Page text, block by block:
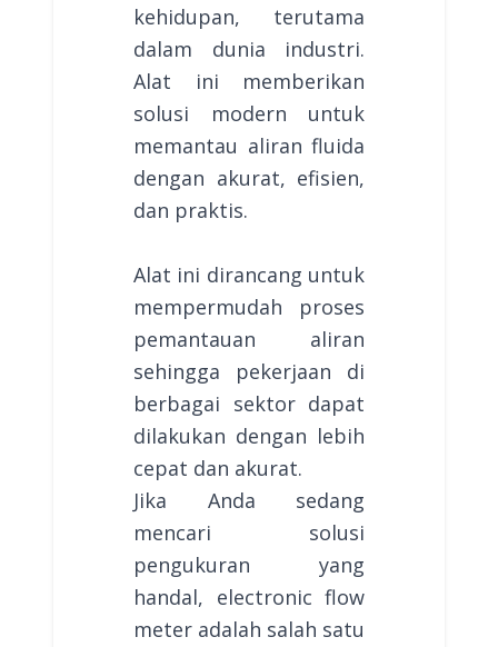
kehidupan, terutama
dalam dunia industri.
Alat ini memberikan
solusi modern untuk
memantau aliran fluida
dengan akurat, efisien,
dan praktis.
Alat ini dirancang untuk
mempermudah proses
pemantauan aliran
sehingga pekerjaan di
berbagai sektor dapat
dilakukan dengan lebih
cepat dan akurat.
Jika Anda sedang
mencari solusi
pengukuran yang
handal, electronic flow
meter adalah salah satu